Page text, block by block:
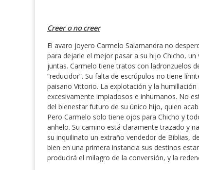
Creer o no creer
El avaro joyero Carmelo Salamandra no
para dejarle el mejor pasar a su hijo Chicho,
juntas. Carmelo tiene tratos con ladronzuelos
“reducidor”. Su falta de escrúpulos no tiene
paisano Vittorio. La explotación y la
excesivamente impiadosos e inhumanos. No
del bienestar futuro de su único hijo, quien
Pero Carmelo solo tiene ojos para Chicho y
anhelo. Su camino está claramente trazado y
su inquilinato un extraño vendedor de Biblias,
bien en una primera instancia sus destinos
producirá el milagro de la conversión, y la